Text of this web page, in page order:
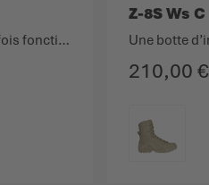
Une botte d’intervention à tige haute, à la fois fonctionnelle et légère.
210,00 €
Z-8S Ws C
COULEUR